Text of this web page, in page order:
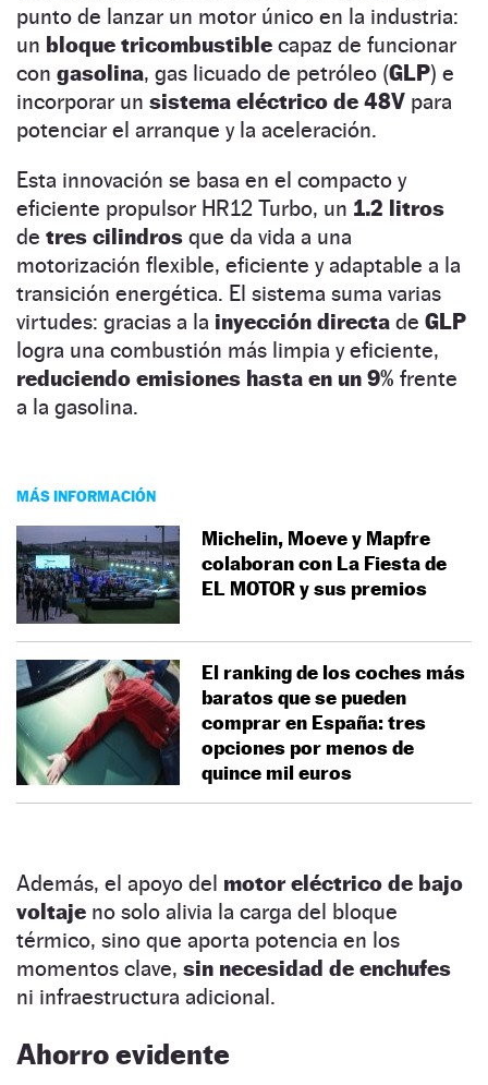
punto de lanzar un motor único en la industria:
un bloque tricombustible capaz de funcionar
con gasolina, gas licuado de petróleo (GLP) e
incorporar un sistema eléctrico de 48V para
potenciar el arranque y la aceleración.
Esta innovación se basa en el compacto y
eficiente propulsor HR12 Turbo, un 1.2 litros
de tres cilindros que da vida a una
motorización flexible, eficiente y adaptable a la
transición energética. El sistema suma varias
virtudes: gracias a la inyección directa de GLP
logra una combustión más limpia y eficiente,
reduciendo emisiones hasta en un 9% frente
a la gasolina.
MÁS INFORMACIÓN
Michelin, Moeve y Mapfre
colaboran con La Fiesta de
EL MOTOR y sus premios
El ranking de los coches más
baratos que se pueden
comprar en España: tres
opciones por menos de
quince mil euros
Además, el apoyo del motor eléctrico de bajo
voltaje no solo alivia la carga del bloque
térmico, sino que aporta potencia en los
momentos clave, sin necesidad de enchufes
ni infraestructura adicional.
Ahorro evidente